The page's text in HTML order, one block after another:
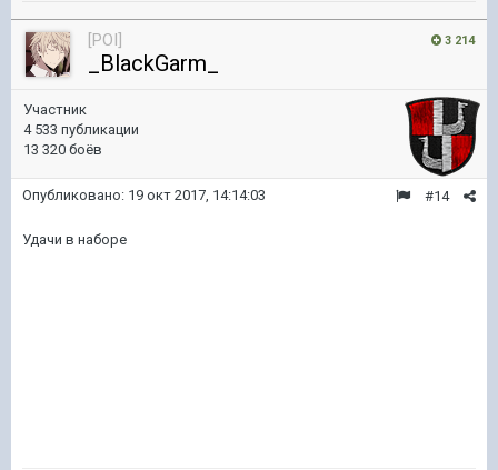
3 214
[POI]
_BlackGarm_
Участник
4 533 публикации
13 320 боёв
#14
Опубликовано: 19 окт 2017, 14:14:03
Удачи в наборе